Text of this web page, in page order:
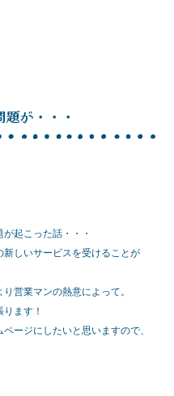
が・・・
起こった話・・・
しいサービスを受けることが
営業マンの熱意によって。
ます！
ージにしたいと思いますので、